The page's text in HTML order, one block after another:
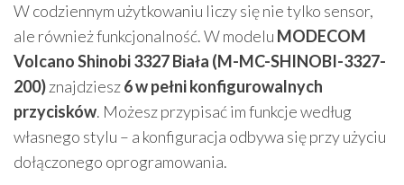
W codziennym użytkowaniu liczy się nie tylko sensor,
ale również funkcjonalność. W modelu MODECOM
Volcano Shinobi 3327 Biała (M-MC-SHINOBI-3327-
200)znajdziesz6 w pełni konfigurowalnych
przycisków. Możesz przypisać im funkcje według
własnego stylu – a konfiguracja odbywa się przy użyciu
dołączonego oprogramowania.